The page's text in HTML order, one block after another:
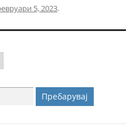
5, 2023.